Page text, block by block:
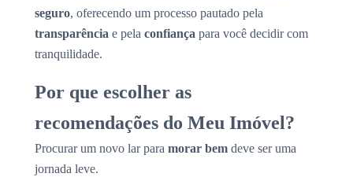
seguro, oferecendo um processo pautado pela
transparência e pela confiança para você decidir com
tranquilidade.
Por que escolher as
recomendações do Meu Imóvel?
Procurar um novo lar para morar bem deve ser uma
jornada leve.